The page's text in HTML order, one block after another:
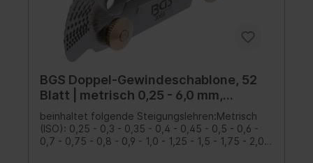
BGS Doppel-Gewindeschablone, 52
Blatt | metrisch 0,25 - 6,0 mm,
Whitworth 4G - 62G
beinhaltet folgende Steigungslehren:Metrisch
(ISO): 0,25 - 0,3 - 0,35 - 0,4 - 0,45 - 0,5 - 0,6 -
0,7 - 0,75 - 0,8 - 0,9 - 1,0 - 1,25 - 1,5 - 1,75 - 2,0 -